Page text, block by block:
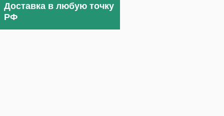
Доставка в любую точку
РФ